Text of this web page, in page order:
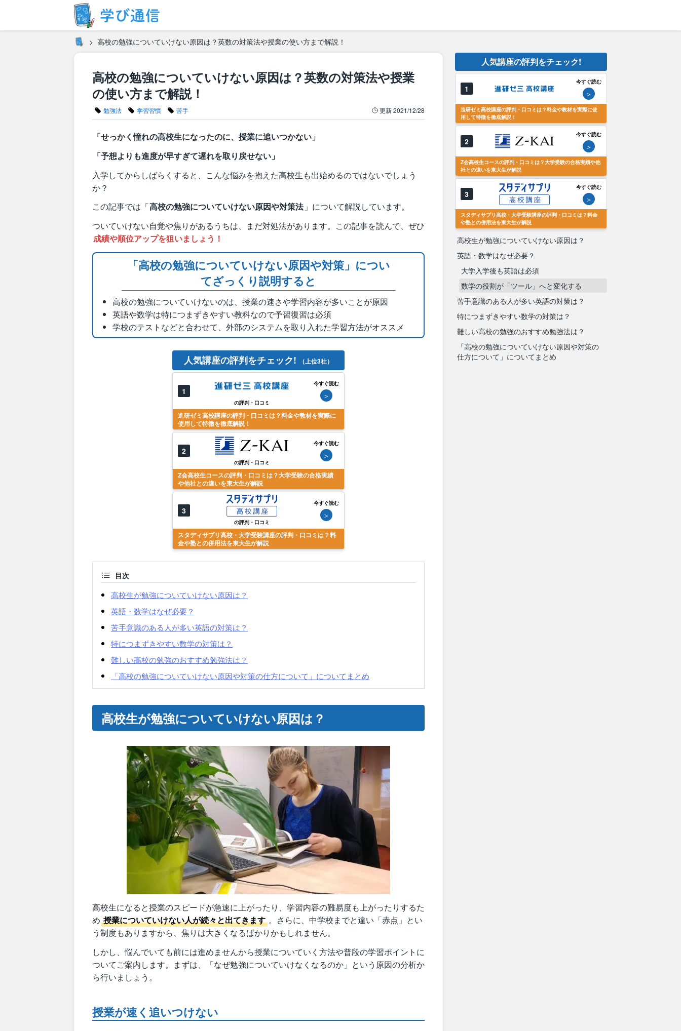
高校の勉強についていけない原因は？英数の対策法や授業の使い方まで解説！
高校の勉強についていけない原因は？英数の対策法や授業
の使い方まで解説！
勉強法 学習習慣 苦手 更新2021/12/28
「せっかく憧れの高校生になったのに、授業に追いつかない」
「予想よりも進度が早すぎて遅れを取り戻せない」
入学してからしばらくすると、こんな悩みを抱えた高校生も出始めるのではないでしょう
か？
この記事では「高校の勉強についていけない原因や対策法 」について解説しています。
ついていけない自覚や焦りがあるうちは、まだ対処法があります。この記事を読んで、ぜひ
成績や順位アップを狙いましょう！
「高校の勉強についていけない原因や対策」につい
てざっくり説明すると
高校の勉強についていけないのは、授業の速さや学習内容が多いことが原因
英語や数学は特につまずきやすい教科なので予習復習は必須
学校のテストなどと合わせて、外部のシステムを取り入れた学習方法がオススメ
人気講座の評判をチェック! （上位3社）
1
の評判・口コミ
今すぐ読む
＞
進研ゼミ高校講座の評判・口コミは？料金や教材を実際に
使用して特徴を徹底解説！
2
の評判・口コミ
今すぐ読む
＞
Z会高校生コースの評判・口コミは？大学受験の合格実績
や他社との違いを東大生が解説
3
の評判・口コミ
今すぐ読む
＞
スタディサプリ高校・大学受験講座の評判・口コミは？料
金や塾との併用法を東大生が解説
目次
高校生が勉強についていけない原因は？
英語・数学はなぜ必要？
苦手意識のある人が多い英語の対策は？
特につまずきやすい数学の対策は？
難しい高校の勉強のおすすめ勉強法は？
「高校の勉強についていけない原因や対策の仕方について」についてまとめ
高校生が勉強についていけない原因は？
高校生になると授業のスピードが急速に上がったり、学習内容の難易度も上がったりするた
め 授業についていけない人が続々と出てきます 。さらに、中学校までと違い「赤点」とい
う制度もありますから、焦りは大きくなるばかりかもしれません。
しかし、悩んでいても前には進めませんから授業についていく方法や普段の学習ポイントに
ついてご案内します。まずは、「なぜ勉強についていけなくなるのか」という原因の分析か
ら行いましょう。
授業が速く追いつけない
人気講座の評判をチェック!
1
今すぐ読む
＞
進研ゼミ高校講座の評判・口コミは？料金や教材を実際に使
用して特徴を徹底解説！
2
今すぐ読む
＞
Z会高校生コースの評判・口コミは？大学受験の合格実績や他
社との違いを東大生が解説
3
今すぐ読む
＞
スタディサプリ高校・大学受験講座の評判・口コミは？料金
や塾との併用法を東大生が解説
高校生が勉強についていけない原因は？
英語・数学はなぜ必要？
大学入学後も英語は必須
数学の役割が「ツール」へと変化する
苦手意識のある人が多い英語の対策は？
特につまずきやすい数学の対策は？
難しい高校の勉強のおすすめ勉強法は？
「高校の勉強についていけない原因や対策の
仕方について」についてまとめ